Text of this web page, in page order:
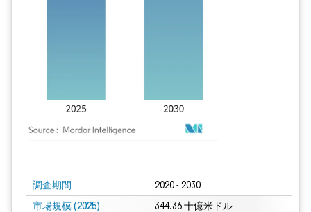
調査期間 2020 - 2030
市場規模 (2025) 344.36 十億米ドル